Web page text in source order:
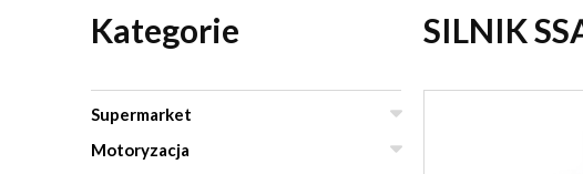
Kategorie
Supermarket
Motoryzacja
SILNIK